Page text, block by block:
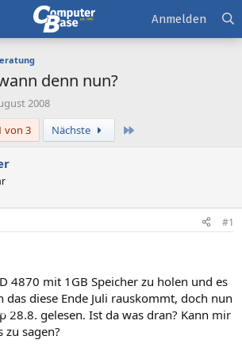
Anmelden
denn nun?
2008
von 3
Nächste
#1
4870 mit 1GB Speicher zu holen und es
diese Ende Juli rauskommt, doch nun
28.8. gelesen. Ist da was dran? Kann mir
zu sagen?